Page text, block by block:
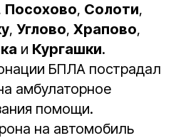
Посохово, Солоти,
, Углово, Храпово,
и Кургашки.
БПЛА пострадал
амбулаторное
помощи.
на автомобиль